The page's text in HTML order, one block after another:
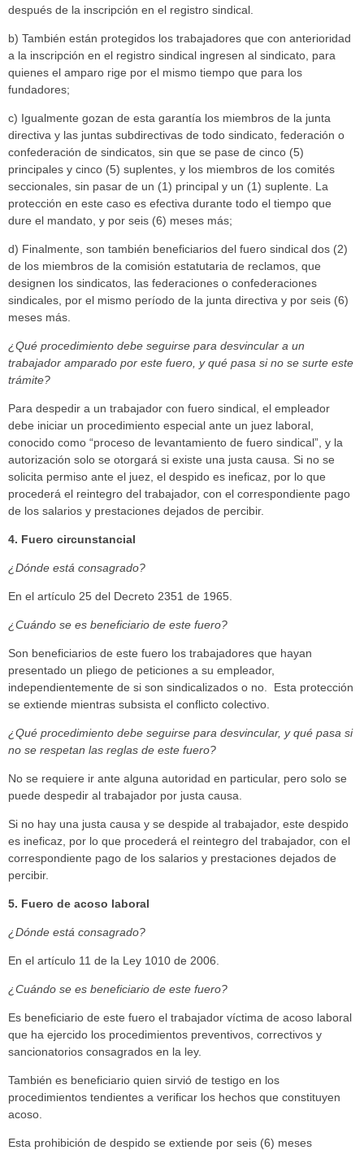
después de la inscripción en el registro sindical.
b) También están protegidos los trabajadores que con anterioridad
a la inscripción en el registro sindical ingresen al sindicato, para
quienes el amparo rige por el mismo tiempo que para los
fundadores;
c) Igualmente gozan de esta garantía los miembros de la junta
directiva y las juntas subdirectivas de todo sindicato, federación o
confederación de sindicatos, sin que se pase de cinco (5)
principales y cinco (5) suplentes, y los miembros de los comités
seccionales, sin pasar de un (1) principal y un (1) suplente. La
protección en este caso es efectiva durante todo el tiempo que
dure el mandato, y por seis (6) meses más;
d) Finalmente, son también beneficiarios del fuero sindical dos (2)
de los miembros de la comisión estatutaria de reclamos, que
designen los sindicatos, las federaciones o confederaciones
sindicales, por el mismo período de la junta directiva y por seis (6)
meses más.
¿Qué procedimiento debe seguirse para desvincular a un
trabajador amparado por este fuero, y qué pasa si no se surte este
trámite?
Para despedir a un trabajador con fuero sindical, el empleador
debe iniciar un procedimiento especial ante un juez laboral,
conocido como “proceso de levantamiento de fuero sindical”, y la
autorización solo se otorgará si existe una justa causa. Si no se
solicita permiso ante el juez, el despido es ineficaz, por lo que
procederá el reintegro del trabajador, con el correspondiente pago
de los salarios y prestaciones dejados de percibir.
4. Fuero circunstancial
¿Dónde está consagrado?
En el artículo 25 del Decreto 2351 de 1965.
¿Cuándo se es beneficiario de este fuero?
Son beneficiarios de este fuero los trabajadores que hayan
presentado un pliego de peticiones a su empleador,
independientemente de si son sindicalizados o no. Esta protección
se extiende mientras subsista el conflicto colectivo.
¿Qué procedimiento debe seguirse para desvincular, y qué pasa si
no se respetan las reglas de este fuero?
No se requiere ir ante alguna autoridad en particular, pero solo se
puede despedir al trabajador por justa causa.
Si no hay una justa causa y se despide al trabajador, este despido
es ineficaz, por lo que procederá el reintegro del trabajador, con el
correspondiente pago de los salarios y prestaciones dejados de
percibir.
5. Fuero de acoso laboral
¿Dónde está consagrado?
En el artículo 11 de la Ley 1010 de 2006.
¿Cuándo se es beneficiario de este fuero?
Es beneficiario de este fuero el trabajador víctima de acoso laboral
que ha ejercido los procedimientos preventivos, correctivos y
sancionatorios consagrados en la ley.
También es beneficiario quien sirvió de testigo en los
procedimientos tendientes a verificar los hechos que constituyen
acoso.
Esta prohibición de despido se extiende por seis (6) meses